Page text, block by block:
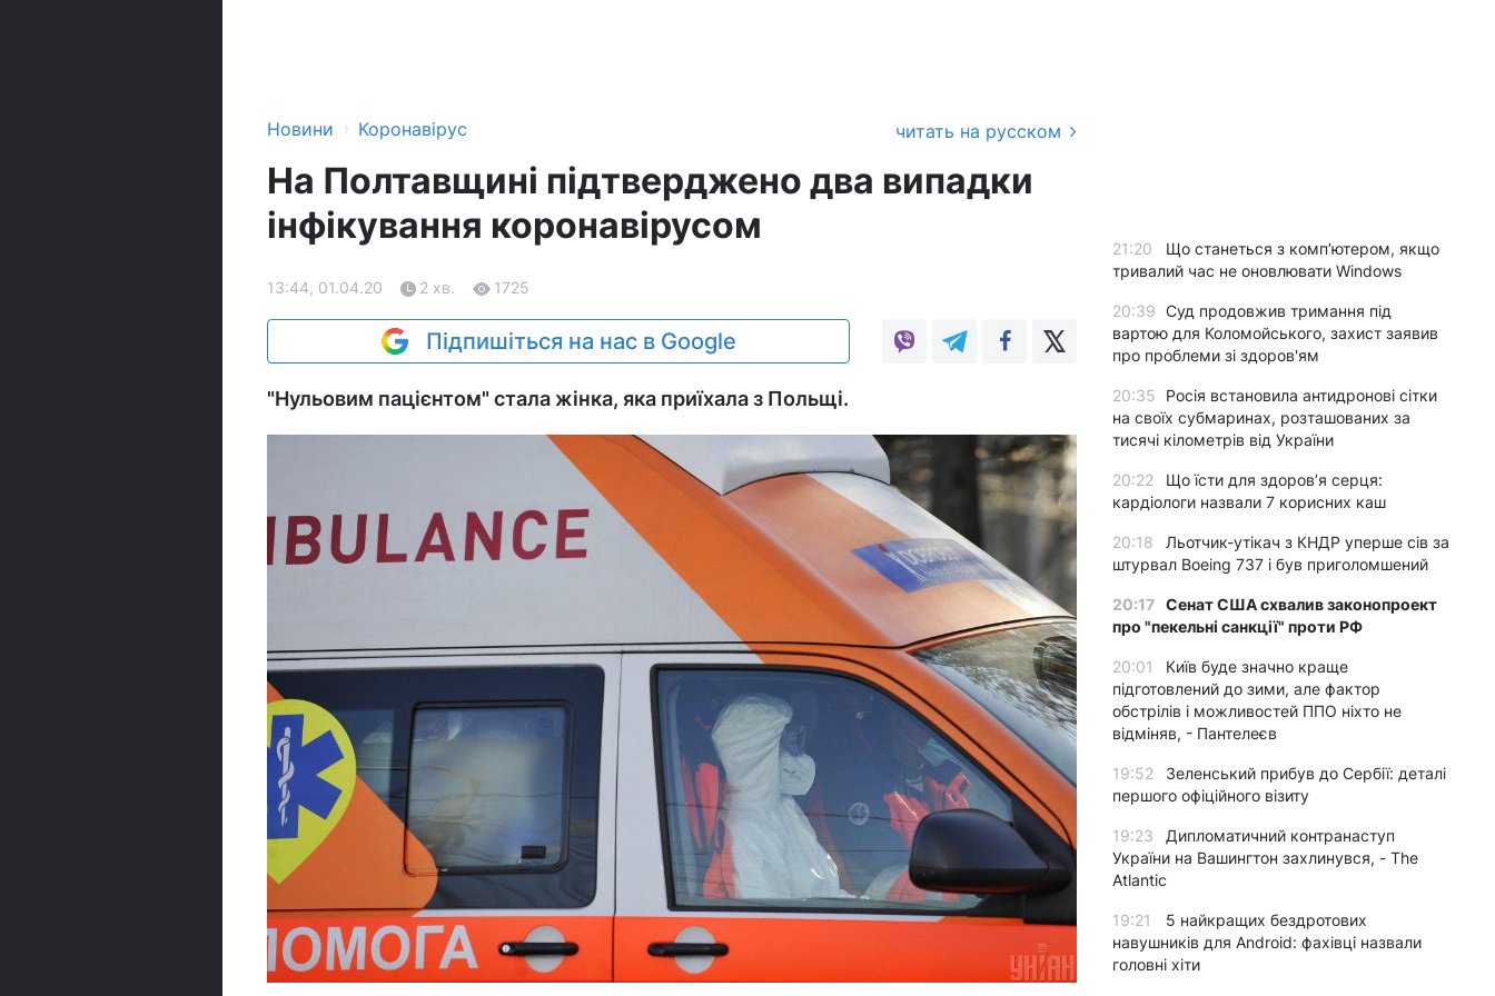
Новини › Коронавірус читать на русском
На Полтавщині підтверджено два випадки
інфікування коронавірусом
13:44, 01.04.20 2 хв. 1725
Підпишіться на нас в Google
"Нульовим пацієнтом" стала жінка, яка приїхала з Польщі.
21:20
Що станеться з комп’ютером, якщо
тривалий час не оновлювати Windows
20:39 Суд продовжив тримання під
вартою для Коломойського, захист заявив
про проблеми зі здоров'ям
20:35
Росія встановила антидронові сітки
на своїх субмаринах, розташованих за
тисячі кілометрів від України
20:22
Що їсти для здоров’я серця:
кардіологи назвали 7 корисних каш
20:18
Льотчик-утікач з КНДР уперше сів за
штурвал Boeing 737 і був приголомшений
20:17 Сенат США схвалив законопроект
про "пекельні санкції" проти РФ
20:01
Київ буде значно краще
підготовлений до зими, але фактор
обстрілів і можливостей ППО ніхто не
відміняв, - Пантелеєв
19:52
Зеленський прибув до Сербії: деталі
першого офіційного візиту
19:23
Дипломатичний контранаступ
України на Вашингтон захлинувся, - The
Atlantic
19:21
5 найкращих бездротових
навушників для Android: фахівці назвали
головні хіти